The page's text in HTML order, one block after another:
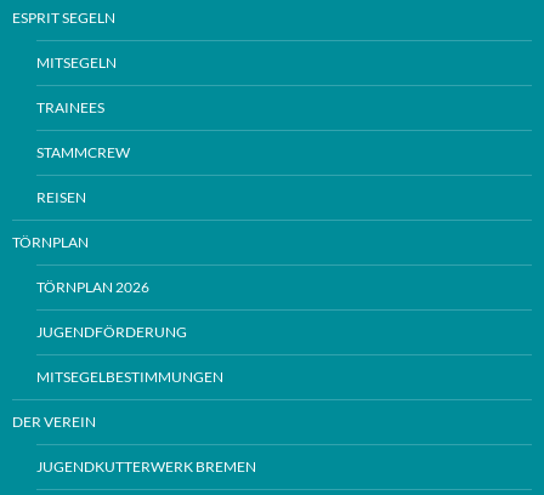
ESPRIT SEGELN
MITSEGELN
TRAINEES
STAMMCREW
REISEN
TÖRNPLAN
TÖRNPLAN 2026
JUGENDFÖRDERUNG
MITSEGELBESTIMMUNGEN
DER VEREIN
JUGENDKUTTERWERK BREMEN